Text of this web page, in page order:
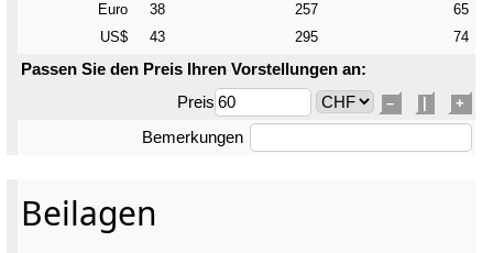
Euro 38 257
65
US$
43 295 74
Passen Sie den Preis Ihren Vorstellungen an:
Preis
– +
Bemerkungen
Beilagen